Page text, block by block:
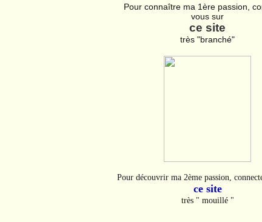
Pour connaître ma 1ère passion,
vous sur
ce site
très "branché"
Pour découvrir ma 2ème passion,
ce site
très " mouillé "